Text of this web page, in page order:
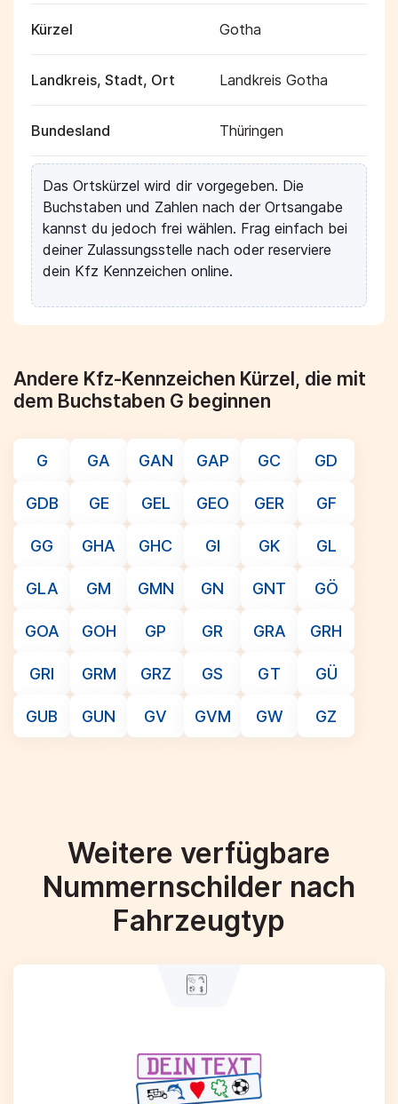
Kürzel Gotha
Landkreis, Stadt, Ort Landkreis Gotha
Bundesland Thüringen
Das Ortskürzel wird dir vorgegeben. Die
Buchstaben und Zahlen nach der Ortsangabe
kannst du jedoch frei wählen. Frag einfach bei
deiner Zulassungsstelle nach oder reserviere
dein Kfz Kennzeichen online.
Andere Kfz-Kennzeichen Kürzel, die mit
dem Buchstaben G beginnen
G GA GAN GAP GC GD
GDB GE GEL GEO GER GF
GG GHA GHC GI GK GL
GLA GM GMN GN GNT GÖ
GOA GOH GP GR GRA GRH
GRI GRM GRZ GS GT GÜ
GUB GUN GV GVM GW GZ
Weitere verfügbare
Nummernschilder nach
Fahrzeugtyp